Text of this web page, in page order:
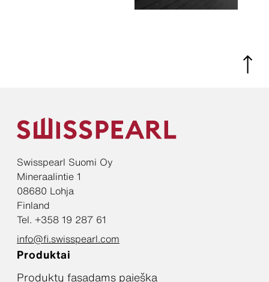
Swisspearl Suomi Oy
Mineraalintie 1
08680 Lohja
Finland
Tel. +358 19 287 61
info@fi.swisspearl.com
Produktai
Produktų fasadams paieška